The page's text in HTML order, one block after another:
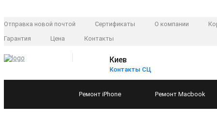
Отправка новой почтой Сертификаты О компании
Гарантия
Цена Контакты
Киев
Контакты СЦ
Ремонт iPhone Ремонт Macbook